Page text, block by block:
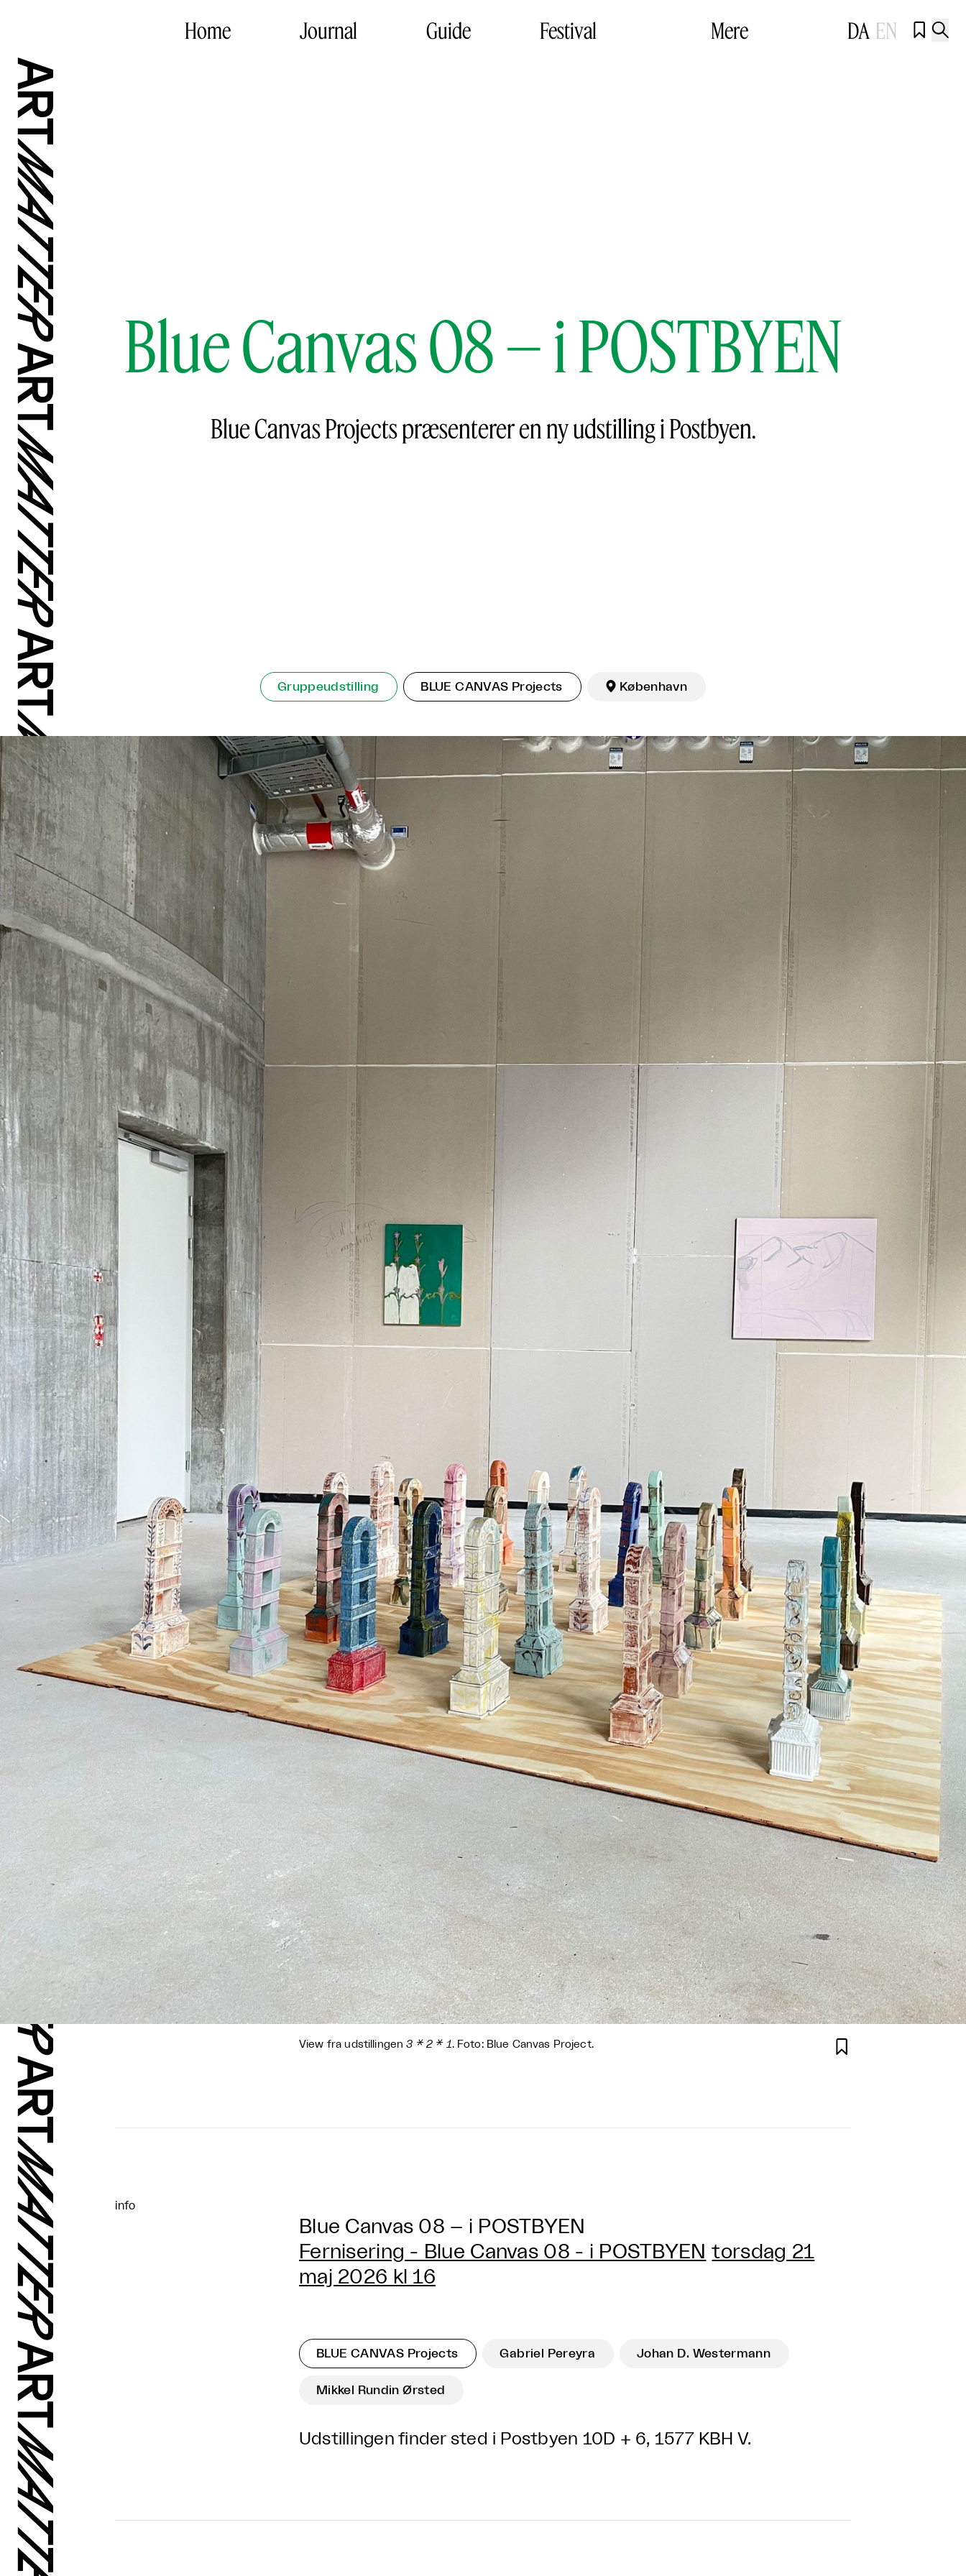
Home Journal Guide Festival Mere DA EN  
Blue Canvas 08 – i POSTBYEN
Blue Canvas Projects præsenterer en ny udstilling i Postbyen.
Gruppeudstilling BLUE CANVAS Projects  København
View fra udstillingen3 * 2 * 1. Foto: Blue Canvas Project. 
info
Blue Canvas 08 – i POSTBYEN
Fernisering - Blue Canvas 08 - i POSTBYEN torsdag 21
maj 2026 kl 16
BLUE CANVAS Projects Gabriel Pereyra Johan D. Westermann
Mikkel Rundin Ørsted
Udstillingen finder sted i Postbyen 10D + 6, 1577 KBH V.